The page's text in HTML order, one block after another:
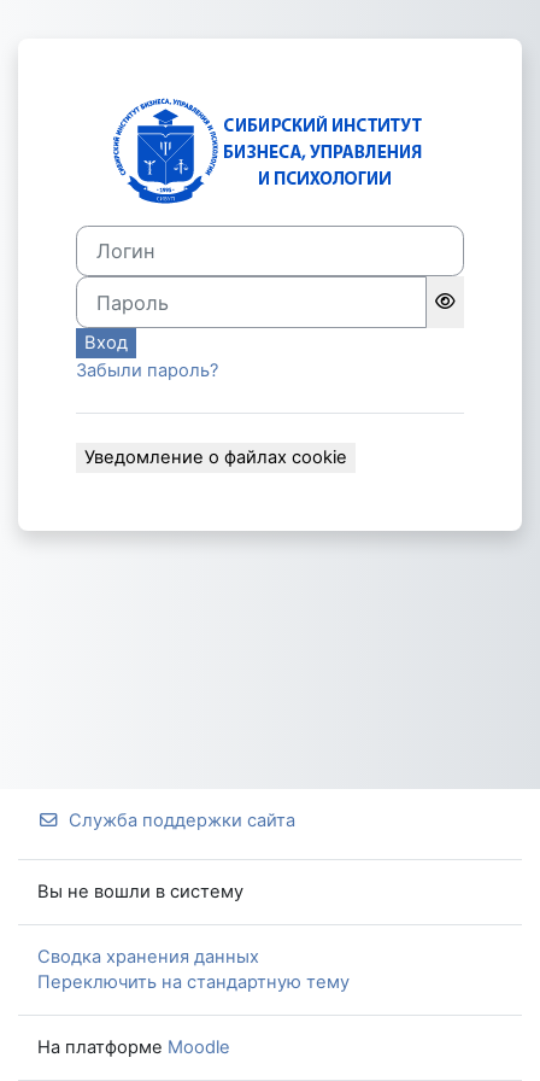
Зайти на
Логин
Пароль
Вход
Забыли пароль?
Уведомление о файлах cookie
Служба поддержки сайта
Вы не вошли в систему
Сводка хранения данных
Переключить на стандартную тему
На платформе Moodle